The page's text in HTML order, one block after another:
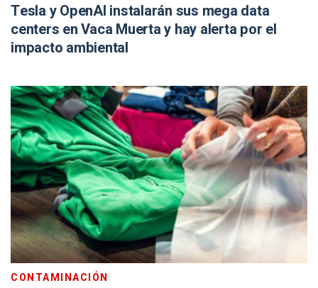
Tesla y OpenAI instalarán sus mega data
centers en Vaca Muerta y hay alerta por el
impacto ambiental
CONTAMINACIÓN